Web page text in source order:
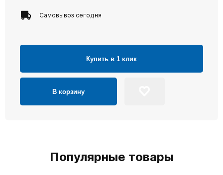
Самовывоз сегодня
Купить в 1 клик
В корзину
Популярные товары